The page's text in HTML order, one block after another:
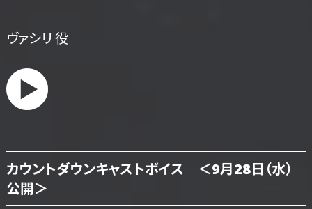
ヴァシリ 役
カウントダウンキャストボイス ＜9月28日（水）
公開＞